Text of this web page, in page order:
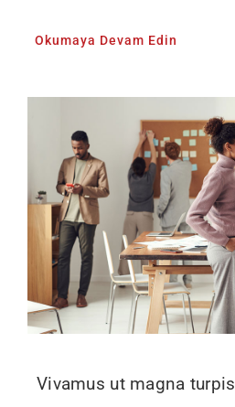
Okumaya Devam Edin
Vivamus ut magna turpis